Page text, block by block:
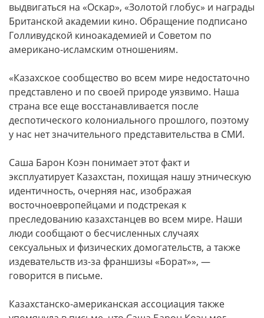
выдвигаться на «Оскар», «Золотой глобус» и награды
Британской академии кино. Обращение подписано
Голливудской киноакадемией и Советом по
американо-исламским отношениям.
«Казахское сообщество во всем мире недостаточно
представлено и по своей природе уязвимо. Наша
страна все еще восстанавливается после
деспотического колониального прошлого, поэтому
у нас нет значительного представительства в СМИ.
Саша Барон Коэн понимает этот факт и
эксплуатирует Казахстан, похищая нашу этническую
идентичность, очерняя нас, изображая
восточноевропейцами и подстрекая к
преследованию казахстанцев во всем мире. Наши
люди сообщают о бесчисленных случаях
сексуальных и физических домогательств, а также
издевательств из-за франшизы «Борат»», —
говорится в письме.
Казахстанско-американская ассоциация также